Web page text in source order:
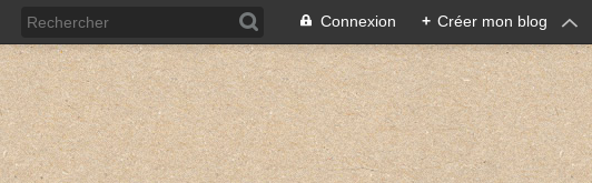
Connexion + Créer mon blog